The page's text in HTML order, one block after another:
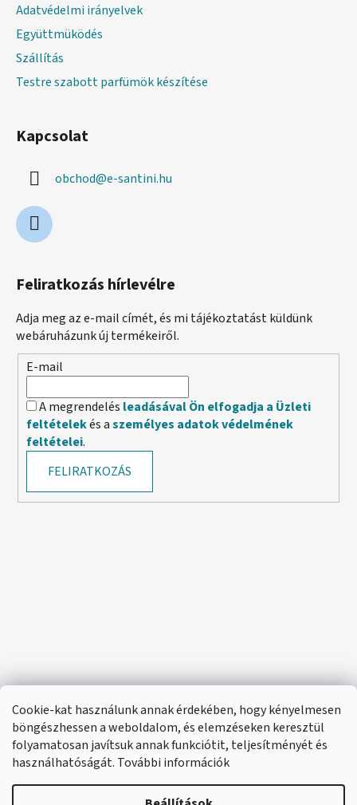
Cookie-kat használunk annak érdekében, hogy kényelmesen
böngészhessen a weboldalom, és elemzéseken keresztül
folyamatosan javítsuk annak funkciótit, teljesítményét és
használhatóságát. További információk
Adatvédelmi irányelvek
Együttmüködés
Szállítás
Testre szabott parfümök készítése
Kapcsolat
obchod@e-santini.hu
Feliratkozás hírlevélre
Adja meg az e-mail címét, és mi tájékoztatást küldünk
webáruházunk új termékeiről.
E-mail
A megrendelés leadásával Ön elfogadja a Üzleti
feltételekés aszemélyes adatok védelmének
feltételei.
FELIRATKOZÁS